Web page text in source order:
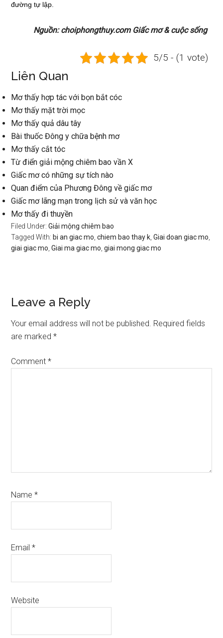
đường tự lập.
Nguồn: choiphongthuy.com Giấc mơ & cuộc sống
5/5 - (1 vote)
Liên Quan
Mơ thấy hợp tác với bọn bắt cóc
Mơ thấy mặt trời mọc
Mơ thấy quả dâu tây
Bài thuốc Đông y chữa bệnh mơ
Mơ thấy cắt tóc
Từ điển giải mộng chiêm bao vần X
Giấc mơ có những sự tích nào
Quan điểm của Phương Đông về giấc mơ
Giấc mơ lãng mạn trong lịch sử và văn học
Mơ thấy đi thuyền
Filed Under:Giải mộng chiêm bao
Tagged With: bi an giac mo ,chiem bao thay k ,Giai doan giac mo
giai giac mo ,Giai ma giac mo ,giai mong giac mo
Reader
Interactions
Leave a Reply
Your email address will not be published. Required fields
are marked*
Comment*
Name*
Email*
Website